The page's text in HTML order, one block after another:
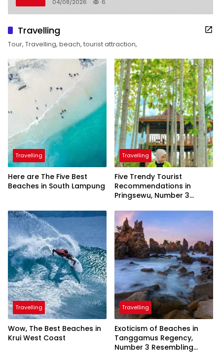
04/08/2026 6
Travelling
Tour, Travelling, beach, tourist attraction,
Travelling
Here are The Five Best
Beaches in South Lampung
Travelling
Five Trendy Tourist
Recommendations in
Pringsewu, Number 3
President
Travelling
Wow, The Best Beaches in
Krui West Coast
Travelling
Exoticism of Beaches in
Tanggamus Regency,
Number 3 Resembling